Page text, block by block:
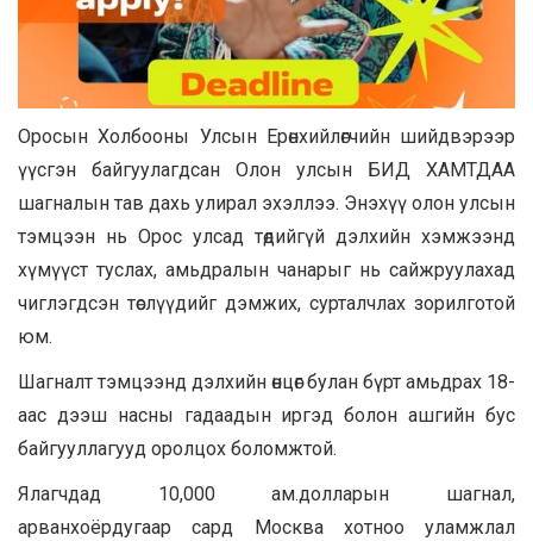
Оросын Холбооны Улсын Ерөнхийлөгчийн шийдвэрээр
үүсгэн байгуулагдсан Олон улсын БИД ХАМТДАА
шагналын тав дахь улирал эхэллээ. Энэхүү олон улсын
тэмцээн нь Орос улсад төдийгүй дэлхийн хэмжээнд
хүмүүст туслах, амьдралын чанарыг нь сайжруулахад
чиглэгдсэн төслүүдийг дэмжих, сурталчлах зорилготой
юм.
Шагналт тэмцээнд дэлхийн өнцөг булан бүрт амьдрах 18-
аас дээш насны гадаадын иргэд болон ашгийн бус
байгууллагууд оролцох боломжтой.
Ялагчдад 10,000 ам.долларын шагнал,
арванхоёрдугаар сард Москва хотноо уламжлал